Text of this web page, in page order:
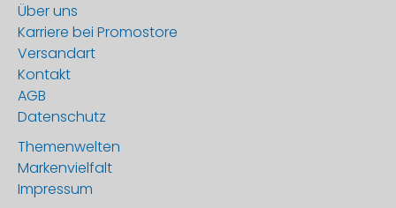
Über uns
Karriere bei Promostore
Versandart
Kontakt
AGB
Datenschutz
Themenwelten
Markenvielfalt
Impressum